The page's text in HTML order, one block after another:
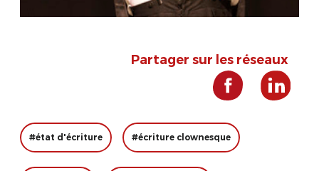
Partager sur les réseaux
#état d'écriture #écriture clownesque